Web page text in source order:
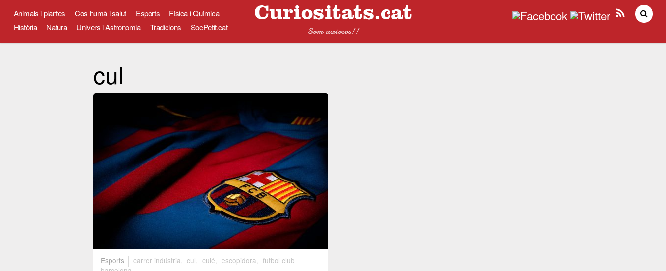
Som curiosos!!
Animals i plantes Cos humà i salut Esports
Física i Química
Història
Natura Univers i Astronomia Tradicions SocPetit.cat
cul
Esports carrer indústria, cul, culé, escopidora, futbol club